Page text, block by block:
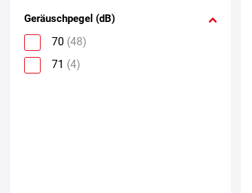
Geräuschpegel (dB)
70 (48)
71 (4)